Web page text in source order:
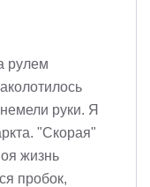
рулем
руки. Я
"Скорая"
жизнь
пробок,